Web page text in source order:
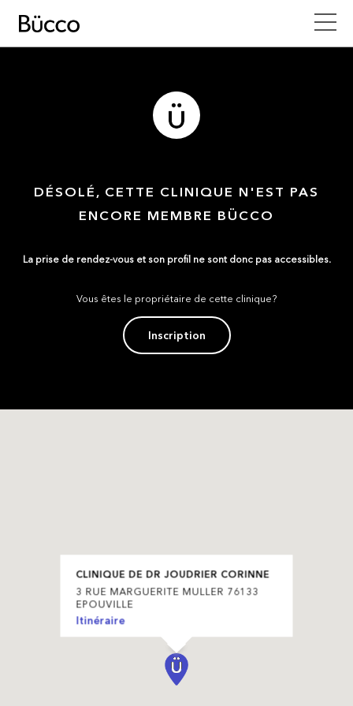
DÉSOLÉ, CETTE CLINIQUE N'EST PAS
ENCORE MEMBRE BÜCCO
La prise de rendez-vous et son profil ne sont donc pas accessibles.
Vous êtes le propriétaire de cette clinique?
Inscription
CLINIQUE DE DR JOUDRIER CORINNE
3 RUE MARGUERITE MULLER 76133
EPOUVILLE
Itinéraire